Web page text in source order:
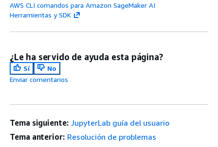
AWS CLI comandos para Amazon SageMaker AI
Herramientas y SDK
¿Le ha servido de ayuda esta página?
Sí
No
Enviar comentarios
Tema siguiente: JupyterLab guía del usuario
Tema anterior: Resolución de problemas